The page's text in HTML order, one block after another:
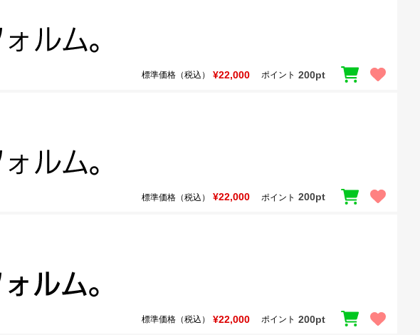
標準価格（税込） ¥22,000 ポイント 200pt
標準価格（税込） ¥22,000 ポイント 200pt
標準価格（税込） ¥22,000 ポイント 200pt